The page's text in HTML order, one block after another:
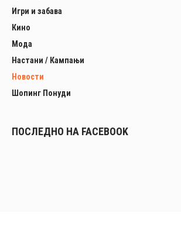
Игри и забава
Кино
Мода
Настани / Кампањи
Новости
Шопинг Понуди
ПОСЛЕДНО НА FACEBOOK